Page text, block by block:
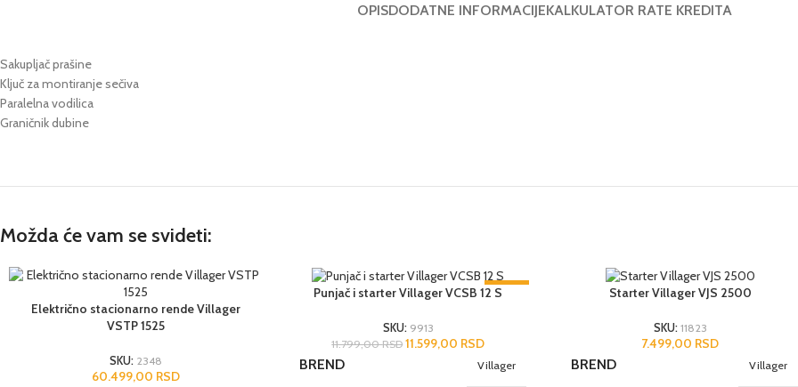
OPISDODATNE INFORMACIJEKALKULATOR RATE KREDITA
Sakupljač prašine
Ključ za montiranje sečiva
Paralelna vodilica
Graničnik dubine
Možda će vam se svideti:
Električno stacionarno rende Villager
VSTP 1525
SKU: 2348
60.499,00 RSD
-2%
Punjač i starter Villager VCSB 12 S
SKU: 9913
11.799,00RSD 11.599,00 RSD
BREND Villager
Starter Villager VJS 2500
SKU: 11823
7.499,00 RSD
BREND Villager